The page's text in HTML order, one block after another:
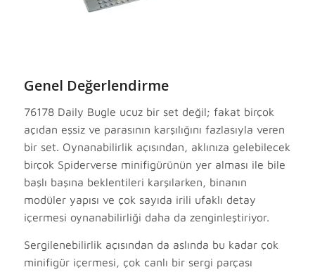
Genel Değerlendirme
76178 Daily Bugle ucuz bir set değil; fakat birçok
açıdan eşsiz ve parasının karşılığını fazlasıyla veren
bir set. Oynanabilirlik açısından, aklınıza gelebilecek
birçok Spiderverse minifigürünün yer alması ile bile
başlı başına beklentileri karşılarken, binanın
modüler yapısı ve çok sayıda irili ufaklı detay
içermesi oynanabilirliği daha da zenginleştiriyor.
Sergilenebilirlik açısından da aslında bu kadar çok
minifigür içermesi, çok canlı bir sergi parçası